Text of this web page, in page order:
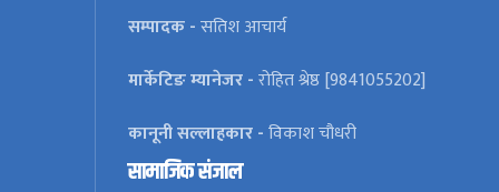
सम्पादक -सतिश आचार्य
मार्केटिङ म्यानेजर -रोहित श्रेष्ठ [9841055202]
कानूनी सल्लाहकार -विकाश चौधरी
सामाजिक संजाल